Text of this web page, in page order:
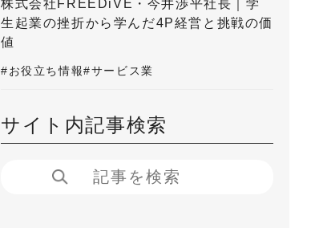
株式会社FREEDiVE・今井渉平社長｜学
生起業の挫折から学んだ4P経営と挑戦の価
値
#お役立ち情報#サービス業
サイト内記事検索